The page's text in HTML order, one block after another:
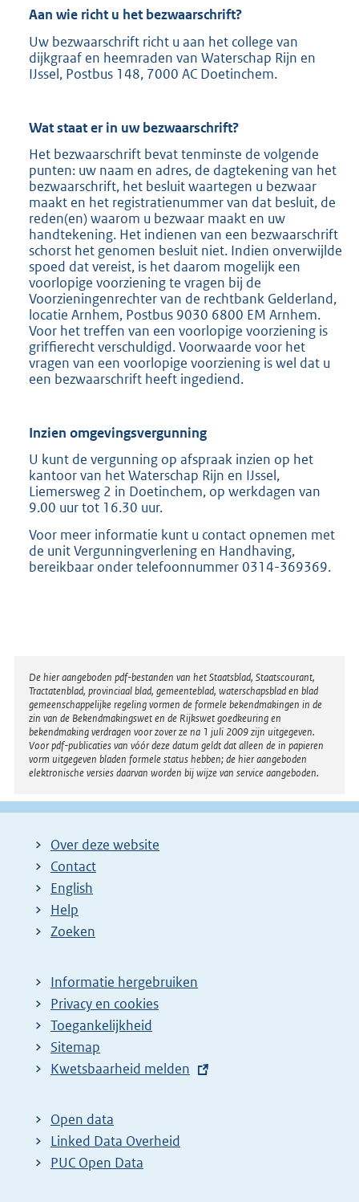
Aan wie richt u het bezwaarschrift?
Uw bezwaarschrift richt u aan het college van
dijkgraaf en heemraden van Waterschap Rijn en
IJssel, Postbus 148, 7000 AC Doetinchem.
Wat staat er in uw bezwaarschrift?
Het bezwaarschrift bevat tenminste de volgende
punten: uw naam en adres, de dagtekening van het
bezwaarschrift, het besluit waartegen u bezwaar
maakt en het registratienummer van dat besluit, de
reden(en) waarom u bezwaar maakt en uw
handtekening. Het indienen van een bezwaarschrift
schorst het genomen besluit niet. Indien onverwijlde
spoed dat vereist, is het daarom mogelijk een
voorlopige voorziening te vragen bij de
Voorzieningenrechter van de rechtbank Gelderland,
locatie Arnhem, Postbus 9030 6800 EM Arnhem.
Voor het treffen van een voorlopige voorziening is
griffierecht verschuldigd. Voorwaarde voor het
vragen van een voorlopige voorziening is wel dat u
een bezwaarschrift heeft ingediend.
Inzien omgevingsvergunning
U kunt de vergunning op afspraak inzien op het
kantoor van het Waterschap Rijn en IJssel,
Liemersweg 2 in Doetinchem, op werkdagen van
9.00 uur tot 16.30 uur.
Voor meer informatie kunt u contact opnemen met
de unit Vergunningverlening en Handhaving,
bereikbaar onder telefoonnummer 0314-369369.
Disclaimer
De hier aangeboden pdf-bestanden van het Staatsblad, Staatscourant,
Tractatenblad, provinciaal blad, gemeenteblad, waterschapsblad en blad
gemeenschappelijke regeling vormen de formele bekendmakingen in de
zin van de Bekendmakingswet en de Rijkswet goedkeuring en
bekendmaking verdragen voor zover ze na 1 juli 2009 zijn uitgegeven.
Voor pdf-publicaties van vóór deze datum geldt dat alleen de in papieren
vorm uitgegeven bladen formele status hebben; de hier aangeboden
elektronische versies daarvan worden bij wijze van service aangeboden.
Over deze website
Contact
English
Help
Zoeken
Informatie hergebruiken
Privacy en cookies
Toegankelijkheid
Sitemap
E
t
e
r
Kwetsbaarheid melden
Open data
Linked Data Overheid
PUC Open Data